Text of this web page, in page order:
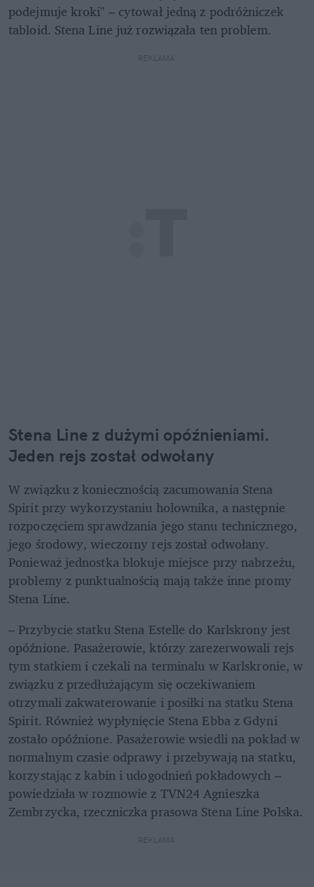
podejmuje kroki" – cytował jedną z podróżniczek
tabloid. Stena Line już rozwiązała ten problem.
REKLAMA
Stena Line z dużymi opóźnieniami.
Jeden rejs został odwołany
W związku z koniecznością zacumowania Stena
Spirit przy wykorzystaniu holownika, a następnie
rozpoczęciem sprawdzania jego stanu technicznego,
jego środowy, wieczorny rejs został odwołany.
Ponieważ jednostka blokuje miejsce przy nabrzeżu,
problemy z punktualnością mają także inne promy
Stena Line.
– Przybycie statku Stena Estelle do Karlskrony jest
opóźnione. Pasażerowie, którzy zarezerwowali rejs
tym statkiem i czekali na terminalu w Karlskronie, w
związku z przedłużającym się oczekiwaniem
otrzymali zakwaterowanie i posiłki na statku Stena
Spirit. Również wypłynięcie Stena Ebba z Gdyni
zostało opóźnione. Pasażerowie wsiedli na pokład w
normalnym czasie odprawy i przebywają na statku,
korzystając z kabin i udogodnień pokładowych –
powiedziała w rozmowie z TVN24 Agnieszka
Zembrzycka, rzeczniczka prasowa Stena Line Polska.
REKLAMA